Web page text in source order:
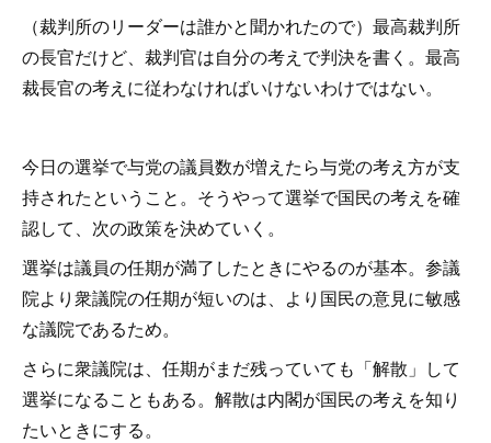
（裁判所のリーダーは誰かと聞かれたので）最高裁判所
の長官だけど、裁判官は自分の考えで判決を書く。最高
裁長官の考えに従わなければいけないわけではない。
今日の選挙で与党の議員数が増えたら与党の考え方が支
持されたということ。そうやって選挙で国民の考えを確
認して、次の政策を決めていく。
選挙は議員の任期が満了したときにやるのが基本。参議
院より衆議院の任期が短いのは、より国民の意見に敏感
な議院であるため。
さらに衆議院は、任期がまだ残っていても「解散」して
選挙になることもある。解散は内閣が国民の考えを知り
たいときにする。